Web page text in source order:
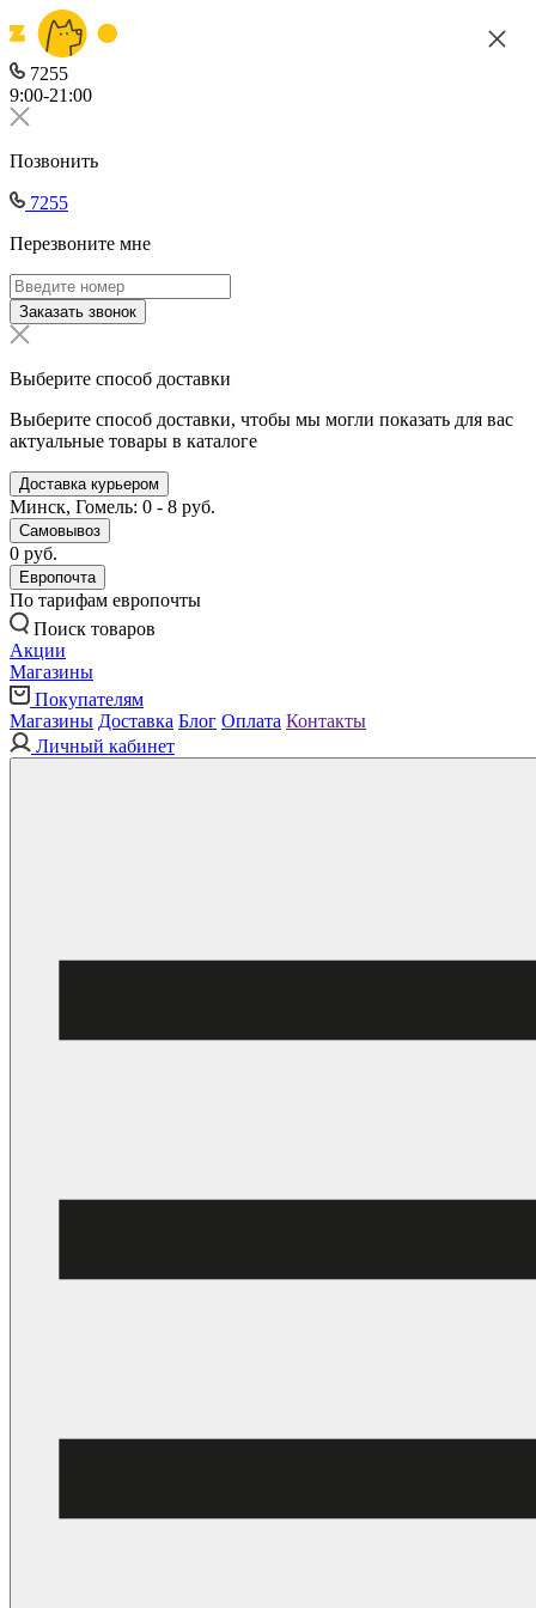
7255
9:00-21:00
Позвонить
7255
Перезвоните мне
Заказать звонок
Выберите способ доставки
Выберите способ доставки, чтобы мы могли показать для вас
актуальные товары в каталоге
Доставка курьером
Минск, Гомель: 0 - 8 руб.
Самовывоз
0 руб.
Европочта
По тарифам европочты
Поиск товаров
Акции
Магазины
Покупателям
Магазины Доставка Блог Оплата Контакты
Личный кабинет